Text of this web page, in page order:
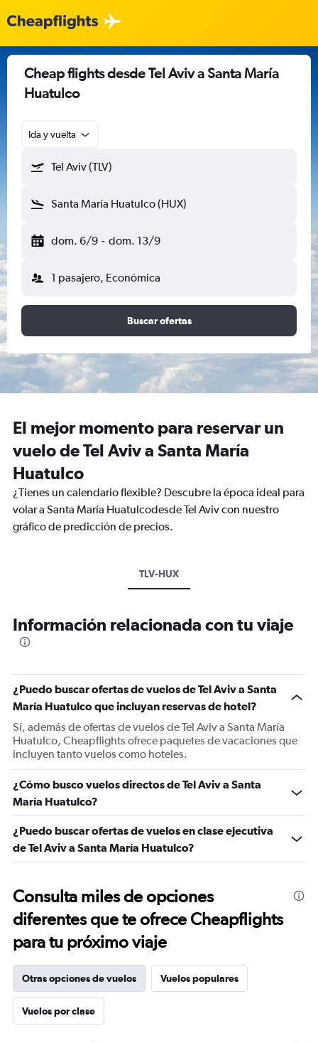
Cheap flights desde Tel Aviv a Santa María
Huatulco
Ida y vuelta
Tel Aviv (TLV)
Santa María Huatulco (HUX)
dom. 6/9 - dom. 13/9
1 pasajero, Económica
Buscar ofertas
El mejor momento para reservar un
vuelo de Tel Aviv a Santa María
Huatulco
¿Tienes un calendario flexible? Descubre la época ideal para
volar a Santa María Huatulcodesde Tel Aviv con nuestro
gráfico de predicción de precios.
TLV-HUX
Información relacionada con tu viaje
¿Puedo buscar ofertas de vuelos de Tel Aviv a Santa
María Huatulco que incluyan reservas de hotel?
Sí, además de ofertas de vuelos de Tel Aviv a Santa María
Huatulco, Cheapflights ofrece paquetes de vacaciones que
incluyen tanto vuelos como hoteles.
¿Cómo busco vuelos directos de Tel Aviv a Santa
María Huatulco?
¿Puedo buscar ofertas de vuelos en clase ejecutiva
de Tel Aviv a Santa María Huatulco?
Consulta miles de opciones
diferentes que te ofrece Cheapflights
para tu próximo viaje
Otras opciones de vuelos Vuelos populares
Vuelos por clase